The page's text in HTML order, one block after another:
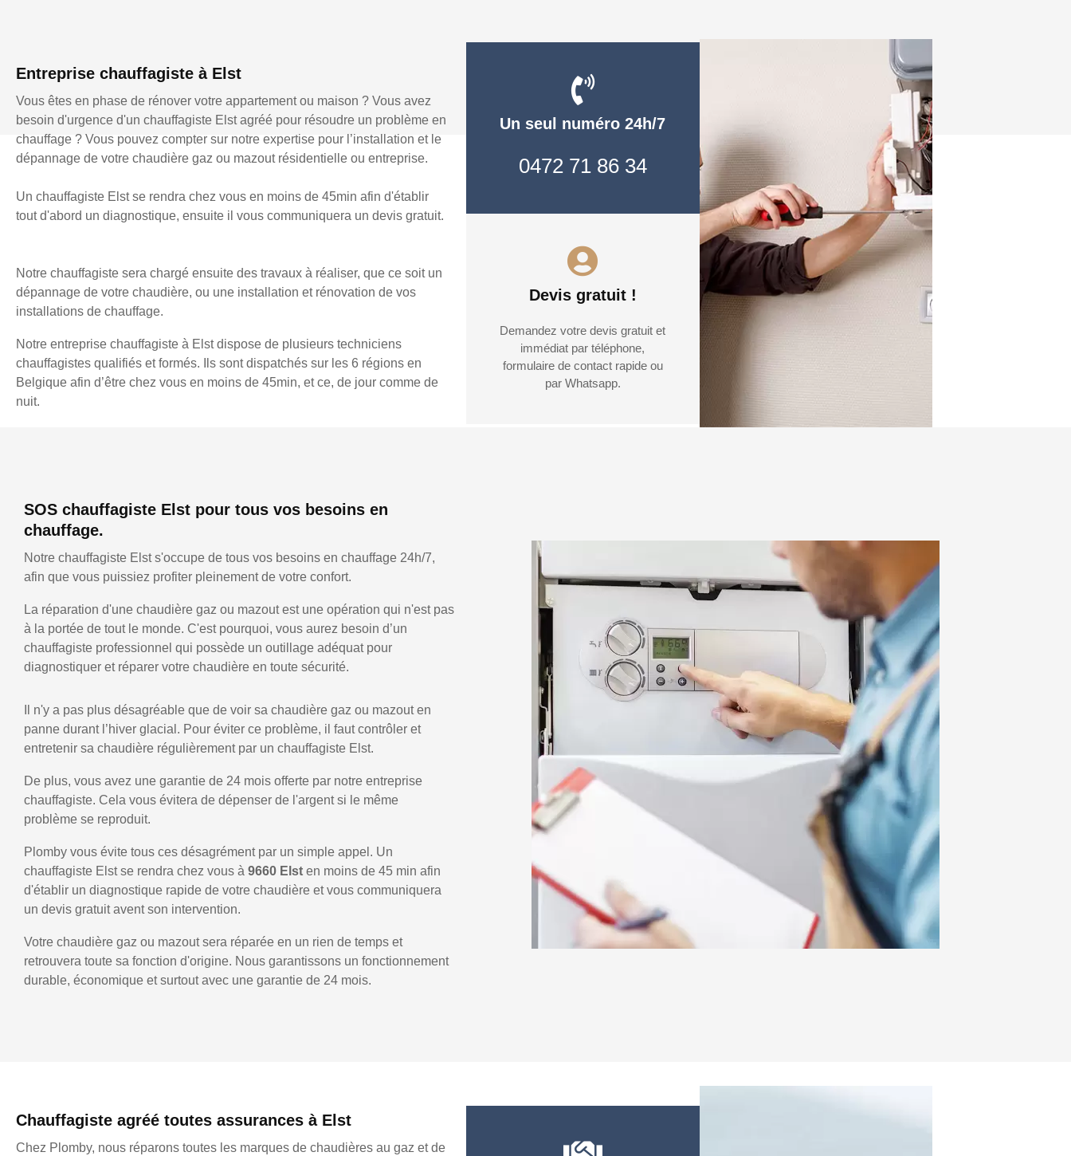
Entreprise chauffagiste à Elst
Vous êtes en phase de rénover votre appartement ou maison ? Vous avez
besoin d'urgence d'un chauffagiste Elst agréé pour résoudre un problème en
chauffage ? Vous pouvez compter sur notre expertise pour l’installation et le
dépannage de votre chaudière gaz ou mazout résidentielle ou entreprise.
Un chauffagiste Elst se rendra chez vous en moins de 45min afin d'établir
tout d'abord un diagnostique, ensuite il vous communiquera un devis gratuit.
Notre chauffagiste sera chargé ensuite des travaux à réaliser, que ce soit un
dépannage de votre chaudière, ou une installation et rénovation de vos
installations de chauffage.
Notre entreprise chauffagiste à Elst dispose de plusieurs techniciens
chauffagistes qualifiés et formés. Ils sont dispatchés sur les 6 régions en
Belgique afin d’être chez vous en moins de 45min, et ce, de jour comme de
nuit.
Un seul numéro 24h/7
0472 71 86 34
Devis gratuit !
Demandez votre devis gratuit et
immédiat par téléphone,
formulaire de contact rapide ou
par Whatsapp.
SOS chauffagiste Elst pour tous vos besoins en
chauffage.
Notre chauffagiste Elst s'occupe de tous vos besoins en chauffage 24h/7,
afin que vous puissiez profiter pleinement de votre confort.
La réparation d'une chaudière gaz ou mazout est une opération qui n'est pas
à la portée de tout le monde. C'est pourquoi, vous aurez besoin d’un
chauffagiste professionnel qui possède un outillage adéquat pour
diagnostiquer et réparer votre chaudière en toute sécurité.
Il n'y a pas plus désagréable que de voir sa chaudière gaz ou mazout en
panne durant l’hiver glacial. Pour éviter ce problème, il faut contrôler et
entretenir sa chaudière régulièrement par un chauffagiste Elst.
De plus, vous avez une garantie de 24 mois offerte par notre entreprise
chauffagiste. Cela vous évitera de dépenser de l'argent si le même
problème se reproduit.
Plomby vous évite tous ces désagrément par un simple appel. Un
chauffagiste Elst se rendra chez vous à 9660 Elst en moins de 45 min afin
d'établir un diagnostique rapide de votre chaudière et vous communiquera
un devis gratuit avent son intervention.
Votre chaudière gaz ou mazout sera réparée en un rien de temps et
retrouvera toute sa fonction d'origine. Nous garantissons un fonctionnement
durable, économique et surtout avec une garantie de 24 mois.
Chauffagiste agréé toutes assurances à Elst
Chez Plomby, nous réparons toutes les marques de chaudières au gaz et de